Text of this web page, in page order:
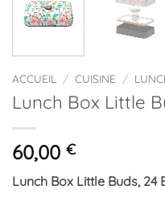
ACCUEIL / CUISINE /
Lunch Box Little
60,00 €
Lunch Box Little Buds, 24